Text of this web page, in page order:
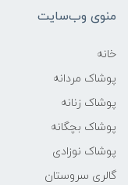
منوی وب‌سایت
خانه
پوشاک مردانه
پوشاک زنانه
پوشاک بچگانه
پوشاک نوزادی
گالری سروستان